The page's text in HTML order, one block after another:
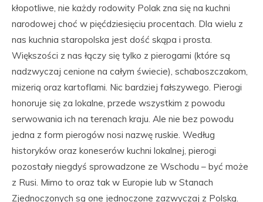
kłopotliwe, nie każdy rodowity Polak zna się na kuchni
narodowej choć w pięćdziesięciu procentach. Dla wielu z
nas kuchnia staropolska jest dość skąpa i prosta.
Większości z nas łączy się tylko z pierogami (które są
nadzwyczaj cenione na całym świecie), schaboszczakom,
mizerią oraz kartoflami. Nic bardziej fałszywego. Pierogi
honoruje się za lokalne, przede wszystkim z powodu
serwowania ich na terenach kraju. Ale nie bez powodu
jedna z form pierogów nosi nazwę ruskie. Według
historyków oraz koneserów kuchni lokalnej, pierogi
pozostały niegdyś sprowadzone ze Wschodu – być może
z Rusi. Mimo to oraz tak w Europie lub w Stanach
Zjednoczonych są one jednoczone zazwyczaj z Polską.